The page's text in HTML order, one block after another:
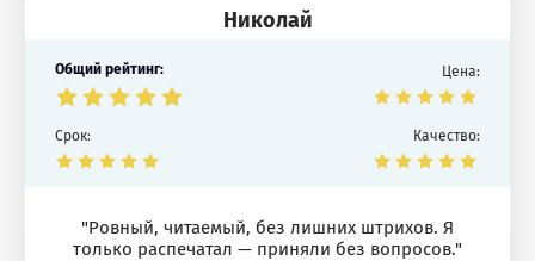
Николай
Общий рейтинг: Цена:
Срок: Качество:
"Ровный, читаемый, без лишних штрихов. Я
только распечатал — приняли без вопросов."